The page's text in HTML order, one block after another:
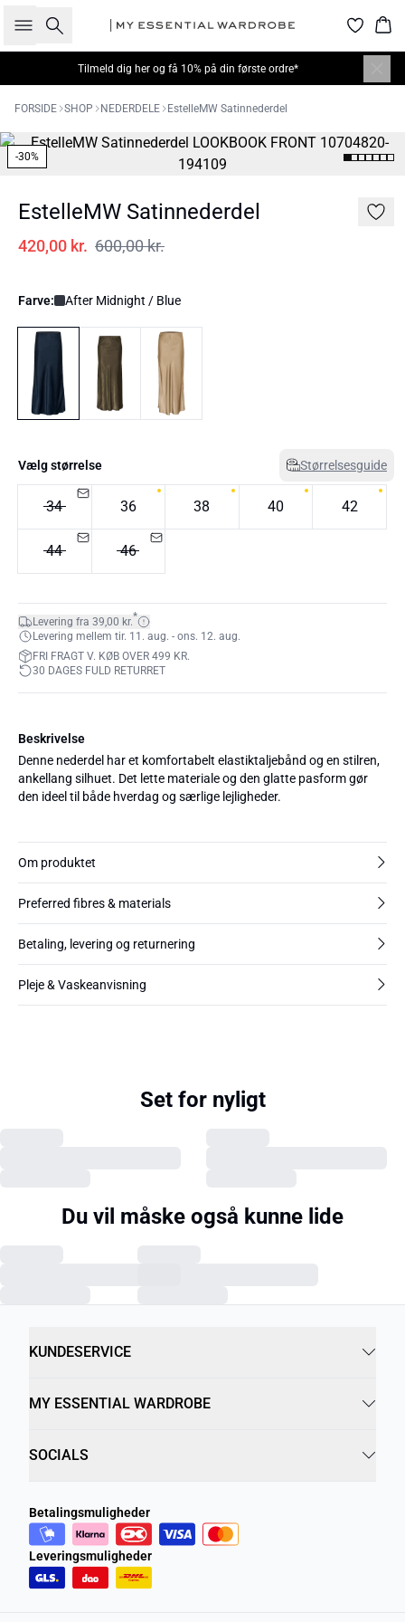
Søg
Tilmeld dig her og få 10% på din første ordre*
FORSIDE SHOP NEDERDELE EstelleMW Satinnederdel
-30%
EstelleMW Satinnederdel
420,00 kr. 600,00 kr.
Farve: After Midnight / Blue
Vælg størrelse Størrelsesguide
34 36 38 40 42
44 46
Levering fra 39,00 kr.*
Levering mellem tir. 11. aug. - ons. 12. aug.
FRI FRAGT V. KØB OVER 499 KR.
30 DAGES FULD RETURRET
Beskrivelse
Denne nederdel har et komfortabelt elastiktaljebånd og en stilren,
ankellang silhuet. Det lette materiale og den glatte pasform gør
den ideel til både hverdag og særlige lejligheder.
Om produktet
Preferred fibres & materials
Betaling, levering og returnering
Pleje & Vaskeanvisning
Set for nyligt
Du vil måske også kunne lide
KUNDESERVICE
MY ESSENTIAL WARDROBE
SOCIALS
Betalingsmuligheder
Leveringsmuligheder